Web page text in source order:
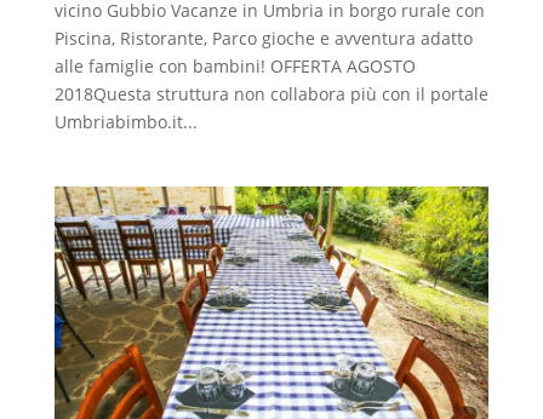
vicino Gubbio Vacanze in Umbria in borgo rurale con
Piscina, Ristorante, Parco gioche e avventura adatto
alle famiglie con bambini! OFFERTA AGOSTO
2018Questa struttura non collabora più con il portale
Umbriabimbo.it...